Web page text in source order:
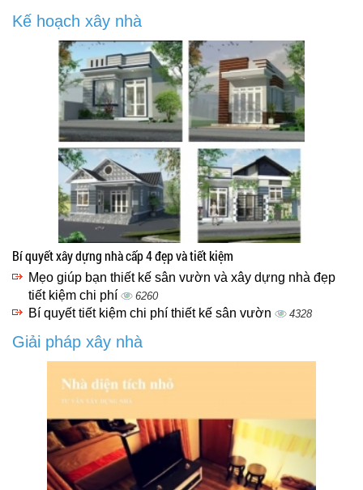
Kế hoạch xây nhà
Bí quyết xây dựng nhà cấp 4 đẹp và tiết kiệm
Mẹo giúp bạn thiết kế sân vườn và xây dựng nhà đẹp
tiết kiệm chi phí
6260
Bí quyết tiết kiệm chi phí thiết kế sân vườn 4328
Giải pháp xây nhà